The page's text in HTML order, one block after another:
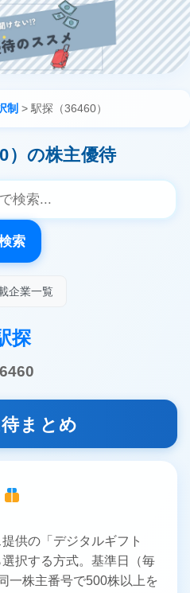
制 >駅探（36460）
）の株主優待
索
企業一覧
探
まとめ
供の「デジタルギフト
択する方式。基準日（毎
一株主番号で500株以上を